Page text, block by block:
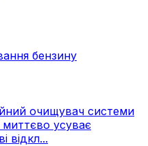
бензину
очищувач системи
усуває
відкл...